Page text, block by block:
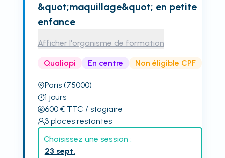
&quot;maquillage&quot; en petite
enfance
Afficher l'organisme de formation
Qualiopi En centre Non éligible CPF
Paris (75000)
1 jours
600€ TTC / stagiaire
3 places restantes
Choisissez une session :
23 sept.